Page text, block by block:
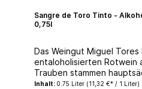
Sangre de Toro Tinto -
0,75l
Das Weingut Miguel
entaloholisierten Rotwein
Trauben stammen
Rebsorte Shiraz, welche in
Inhalt: 0.75 Liter (11,32 €* / 1 Liter)